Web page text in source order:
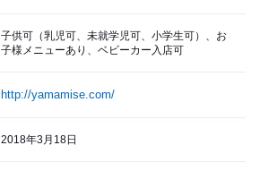
子供可（乳児可、未就学児可、小学生可）、お
子様メニューあり、ベビーカー入店可
http://yamamise.com/
2018年3月18日